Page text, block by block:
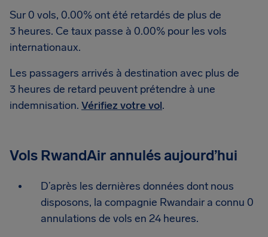
Sur 0 vols, 0.00% ont été retardés de plus de
3 heures. Ce taux passe à 0.00% pour les vols
internationaux.
Les passagers arrivés à destination avec plus de
3 heures de retard peuvent prétendre à une
indemnisation. Vérifiez votre vol.
Vols RwandAir annulés aujourd’hui
D’après les dernières données dont nous
disposons, la compagnie Rwandair a connu 0
annulations de vols en 24 heures.